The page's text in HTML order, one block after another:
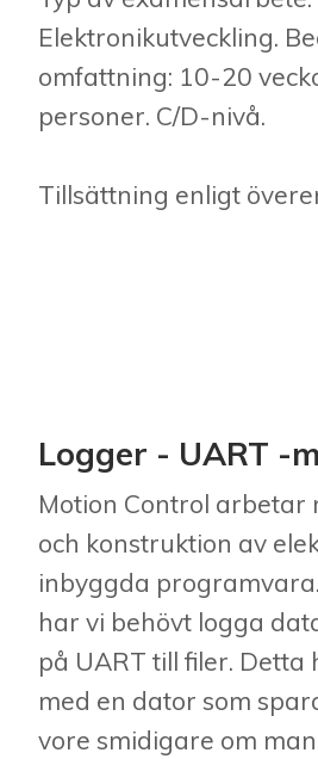
Elektronikutveckling.
omfattning: 10-20
personer. C/D-nivå.
Tillsättning enligt
Logger - UART -
Motion Control arbetar
och konstruktion av
inbyggda
har vi behövt logga
på UART till filer. Detta
med en dator som
vore smidigare om